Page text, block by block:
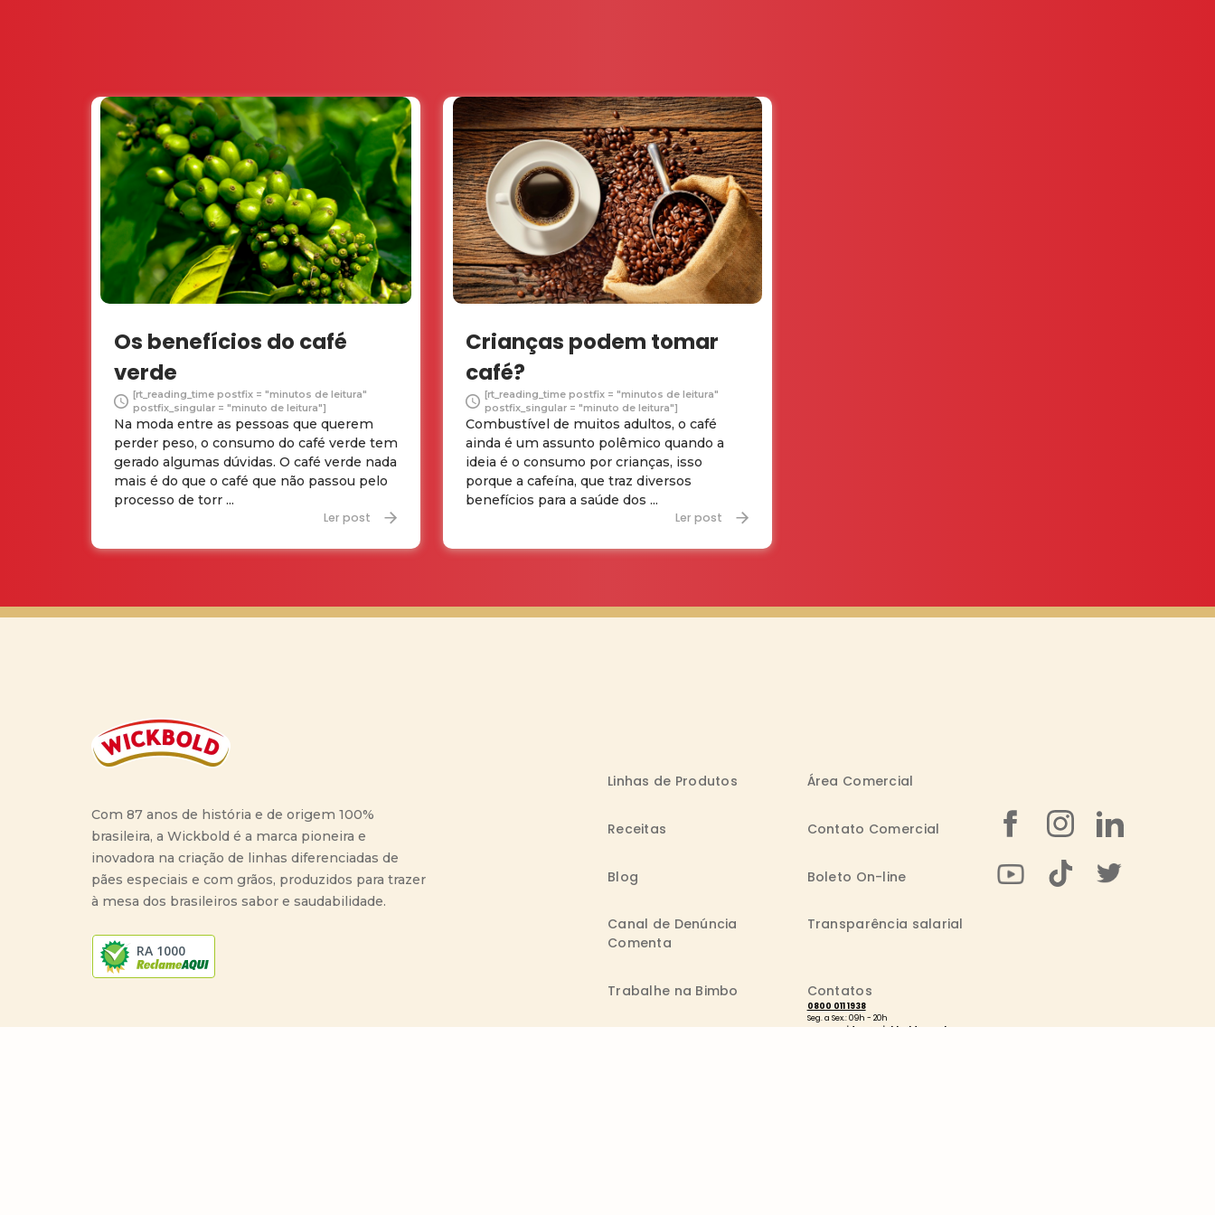
Os benefícios do café
verde
[rt_reading_time postfix = "minutos de leitura"
postfix_singular = "minuto de leitura"]
Na moda entre as pessoas que querem
perder peso, o consumo do café verde tem
gerado algumas dúvidas. O café verde nada
mais é do que o café que não passou pelo
processo de torr ...
Ler post
Crianças podem tomar
café?
[rt_reading_time postfix = "minutos de leitura"
postfix_singular = "minuto de leitura"]
Combustível de muitos adultos, o café
ainda é um assunto polêmico quando a
ideia é o consumo por crianças, isso
porque a cafeína, que traz diversos
benefícios para a saúde dos ...
Ler post
Com 87 anos de história e de origem 100%
brasileira, a Wickbold é a marca pioneira e
inovadora na criação de linhas diferenciadas de
pães especiais e com grãos, produzidos para trazer
à mesa dos brasileiros sabor e saudabilidade.
RA 1000
Linhas de Produtos Área Comercial
Receitas Contato Comercial
Blog Boleto On-line
Canal de Denúncia
Comenta
Transparência salarial
Trabalhe na Bimbo Contatos
0800 011 1938
Seg. a Sex.: 09h - 20h
consumidor@wickbold.com.br